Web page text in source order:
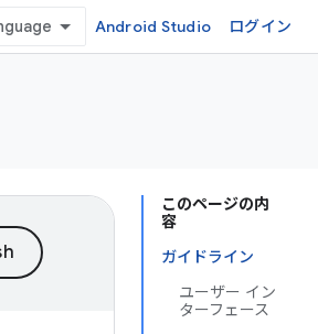
Android Studio ログイン
このページの内
容
ガイドライン
ユーザー イン
ターフェース